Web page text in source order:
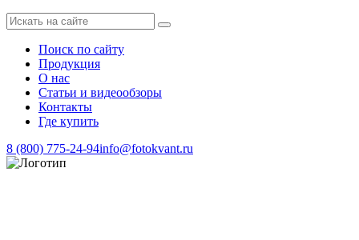
Поиск по сайту
Продукция
О нас
Статьи и видеообзоры
Контакты
Где купить
8 (800) 775-24-94info@fotokvant.ru